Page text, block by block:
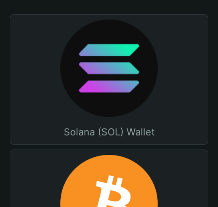
Solana (SOL) Wallet